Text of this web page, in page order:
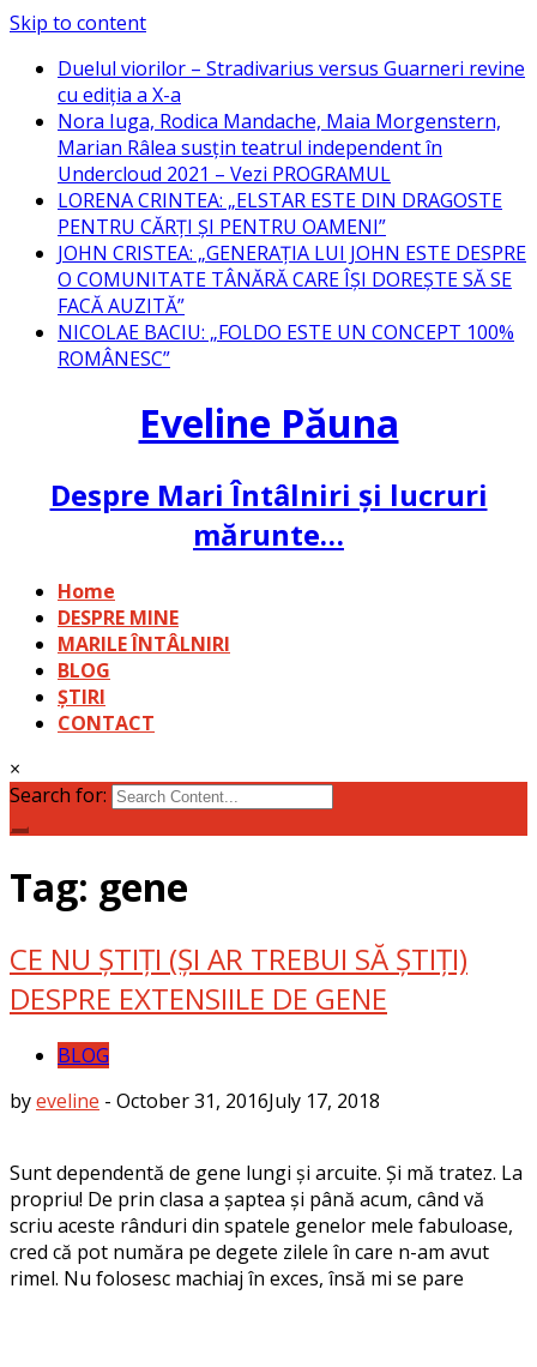
Skip to content
Duelul viorilor – Stradivarius versus Guarneri revine
cu ediția a X-a
Nora Iuga, Rodica Mandache, Maia Morgenstern,
Marian Râlea susțin teatrul independent în
Undercloud 2021 – Vezi PROGRAMUL
LORENA CRINTEA: „ELSTAR ESTE DIN DRAGOSTE
PENTRU CĂRȚI ȘI PENTRU OAMENI”
JOHN CRISTEA: „GENERAȚIA LUI JOHN ESTE DESPRE
O COMUNITATE TÂNĂRĂ CARE ÎȘI DOREȘTE SĂ SE
FACĂ AUZITĂ”
NICOLAE BACIU: „FOLDO ESTE UN CONCEPT 100%
ROMÂNESC”
Eveline Păuna
Despre Mari Întâlniri și lucruri
mărunte…
Home
DESPRE MINE
MARILE ÎNTÂLNIRI
BLOG
ȘTIRI
CONTACT
×
Search for:
Tag: gene
CE NU ȘTIȚI (ȘI AR TREBUI SĂ ȘTIȚI)
DESPRE EXTENSIILE DE GENE
BLOG
byeveline - October 31, 2016July 17, 2018
Sunt dependentă de gene lungi și arcuite. Și mă tratez. La
propriu! De prin clasa a șaptea și până acum, când vă
scriu aceste rânduri din spatele genelor mele fabuloase,
cred că pot număra pe degete zilele în care n-am avut
rimel. Nu folosesc machiaj în exces, însă mi se pare